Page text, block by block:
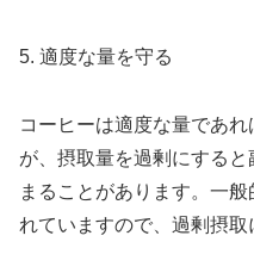
5. 適度な量を守る
コーヒーは適度な量であ
が、摂取量を過剰にする
まることがあります。一
れていますので、過剰摂取